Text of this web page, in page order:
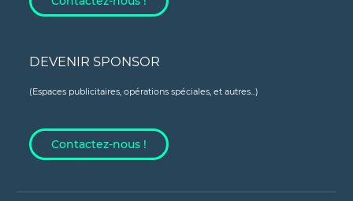
DEVENIR SPONSOR
(Espaces publicitaires, opérations spéciales, et autres...)
Contactez-nous !